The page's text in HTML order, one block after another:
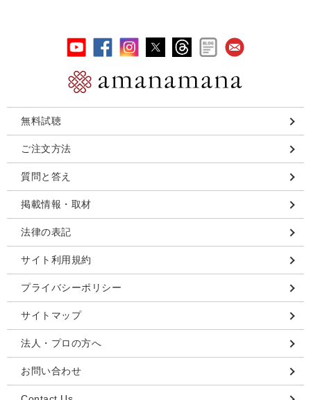
無料試聴
ご注文方法
質問と答え
掲載情報・取材
法律の表記
サイト利用規約
プライバシーポリシー
サイトマップ
法人・プロの方へ
お問い合わせ